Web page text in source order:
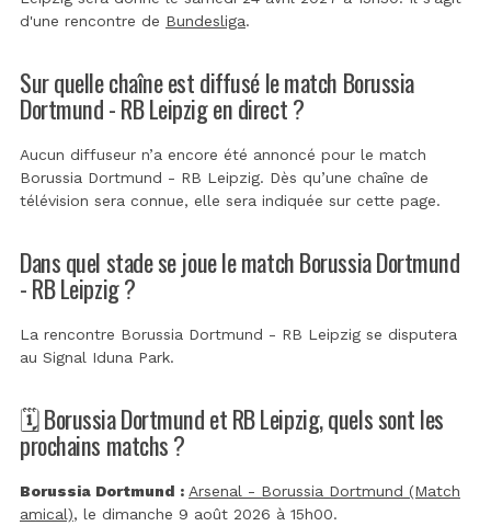
d'une rencontre de Bundesliga.
Sur quelle chaîne est diffusé le match Borussia
Dortmund - RB Leipzig en direct ?
Aucun diffuseur n’a encore été annoncé pour le match
Borussia Dortmund - RB Leipzig. Dès qu’une chaîne de
télévision sera connue, elle sera indiquée sur cette page.
Dans quel stade se joue le match Borussia Dortmund
- RB Leipzig ?
La rencontre Borussia Dortmund - RB Leipzig se disputera
au Signal Iduna Park.
🗓️ Borussia Dortmund et RB Leipzig, quels sont les
prochains matchs ?
Borussia Dortmund : Arsenal - Borussia Dortmund (Match
amical), le dimanche 9 août 2026 à 15h00.